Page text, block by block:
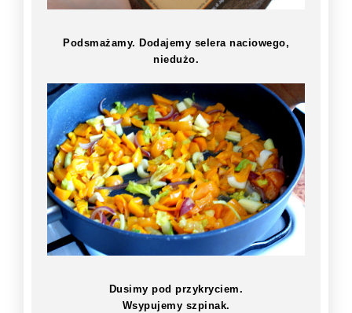
Podsmażamy. Dodajemy selera naciowego,
niedużo.
Dusimy pod przykryciem.
Wsypujemy szpinak.